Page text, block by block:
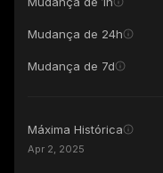
Mudança de 24h
Mudança de 7d
Máxima Histórica
Apr 2, 2025